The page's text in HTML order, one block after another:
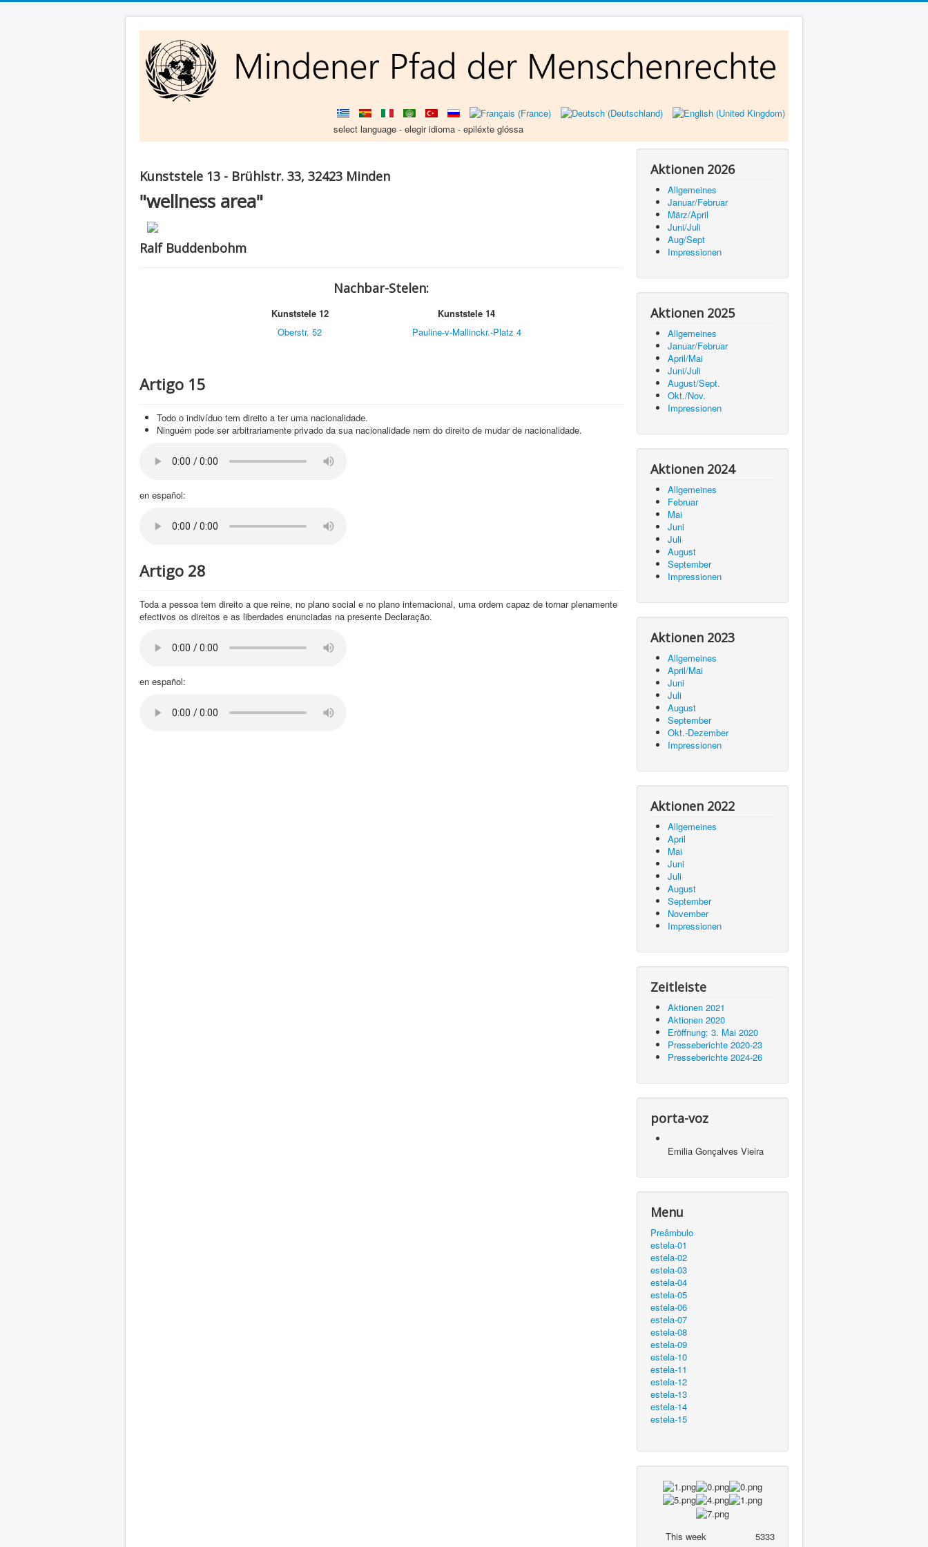
select language - elegir idioma - epiléxte glóssa
Kunststele 13 - Brühlstr. 33, 32423 Minden
"wellness area"
Ralf Buddenbohm
Nachbar-Stelen:
Kunststele 12
Oberstr. 52
Kunststele 14
Pauline-v-Mallinckr.-Platz 4
Artigo 15
Todo o indivíduo tem direito a ter uma nacionalidade.
Ninguém pode ser arbitrariamente privado da sua nacionalidade nem do direito de mudar de nacionalidade.
en español:
Artigo 28
Toda a pessoa tem direito a que reine, no plano social e no plano internacional, uma ordem capaz de tornar plenamente
efectivos os direitos e as liberdades enunciadas na presente Declaração.
en español:
Aktionen 2026
Allgemeines
Januar/Februar
März/April
Juni/Juli
Aug/Sept
Impressionen
Aktionen 2025
Allgemeines
Januar/Februar
April/Mai
Juni/Juli
August/Sept.
Okt./Nov.
Impressionen
Aktionen 2024
Allgemeines
Februar
Mai
Juni
Juli
August
September
Impressionen
Aktionen 2023
Allgemeines
April/Mai
Juni
Juli
August
September
Okt.-Dezember
Impressionen
Aktionen 2022
Allgemeines
April
Mai
Juni
Juli
August
September
November
Impressionen
Zeitleiste
Aktionen 2021
Aktionen 2020
Eröffnung: 3. Mai 2020
Presseberichte 2020-23
Presseberichte 2024-26
porta-voz
Emilia Gonçalves Vieira
Menu
Preâmbulo
estela-01
estela-02
estela-03
estela-04
estela-05
estela-06
estela-07
estela-08
estela-09
estela-10
estela-11
estela-12
estela-13
estela-14
estela-15
This week
5333